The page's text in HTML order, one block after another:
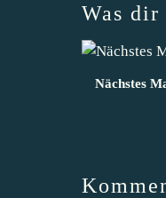
Was dir
Nächstes